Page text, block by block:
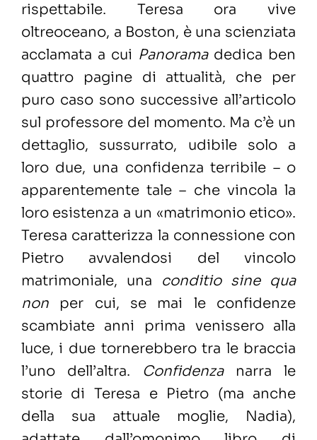
rispettabile. Teresa ora vive
oltreoceano, a Boston, è una scienziata
acclamata a cui Panoramadedica ben
quattro pagine di attualità, che per
puro caso sono successive all’articolo
sul professore del momento. Ma c’è un
dettaglio, sussurrato, udibile solo a
loro due, una confidenza terribile – o
apparentemente tale – che vincola la
loro esistenza a un «matrimonio etico».
Teresa caratterizza la connessione con
Pietro avvalendosi del vincolo
matrimoniale, una conditio sine qua
nonper cui, se mai le confidenze
scambiate anni prima venissero alla
luce, i due tornerebbero tra le braccia
l’uno dell’altra. Confidenzanarra le
storie di Teresa e Pietro (ma anche
della sua attuale moglie, Nadia),